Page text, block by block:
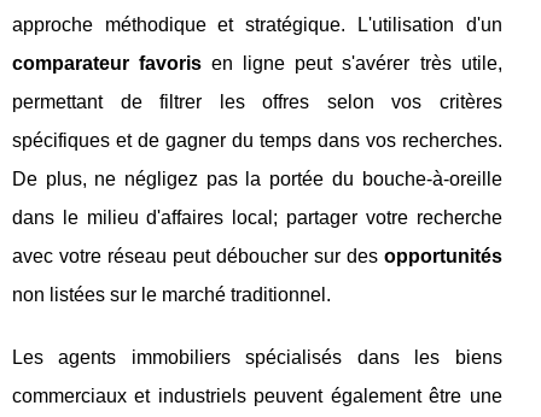
approche méthodique et stratégique. L'utilisation d'un
comparateur favoris en ligne peut s'avérer très utile,
permettant de filtrer les offres selon vos critères
spécifiques et de gagner du temps dans vos recherches.
De plus, ne négligez pas la portée du bouche-à-oreille
dans le milieu d'affaires local; partager votre recherche
avec votre réseau peut déboucher sur des opportunités
non listées sur le marché traditionnel.
Les agents immobiliers spécialisés dans les biens
commerciaux et industriels peuvent également être une